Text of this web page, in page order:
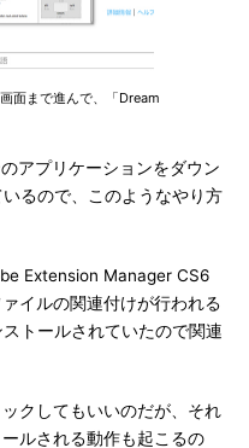
面まで進んで、「Dream
アプリケーションをダウン
るので、このようなやり方
Extension Manager CS6
イルの関連付けが行われる
トールされていたので関連
クしてもいいのだが、それ
ルされる動作も起こるの